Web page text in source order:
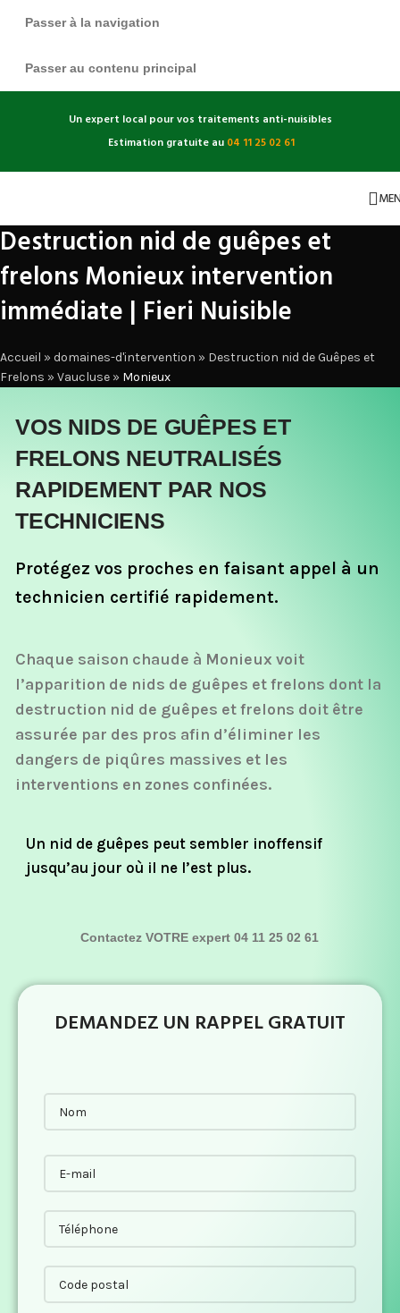
Passer à la navigation
Passer au contenu principal
Un expert local pour vos traitements anti-nuisibles
Estimation gratuite au 04 11 25 02 61
Destruction nid de guêpes et
frelons Monieux intervention
immédiate | Fieri Nuisible
Accueil » domaines-d'intervention » Destruction nid de Guêpes et
Frelons » Vaucluse » Monieux
VOS NIDS DE GUÊPES ET
FRELONS NEUTRALISÉS
RAPIDEMENT PAR NOS
TECHNICIENS
Protégez vos proches en faisant appel à un
technicien certifié rapidement.
Chaque saison chaude à Monieux voit
l’apparition de nids de guêpes et frelons dont la
destruction nid de guêpes et frelons doit être
assurée par des pros afin d’éliminer les
dangers de piqûres massives et les
interventions en zones confinées.
Un nid de guêpes peut sembler inoffensif
jusqu’au jour où il ne l’est plus.
Contactez VOTRE expert 04 11 25 02 61
DEMANDEZ UN RAPPEL GRATUIT